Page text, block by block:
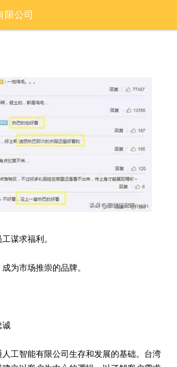
限公司
谋求福利。
为市场推崇的品牌。
诚
工智能有限公司生存和发展的基础。台湾